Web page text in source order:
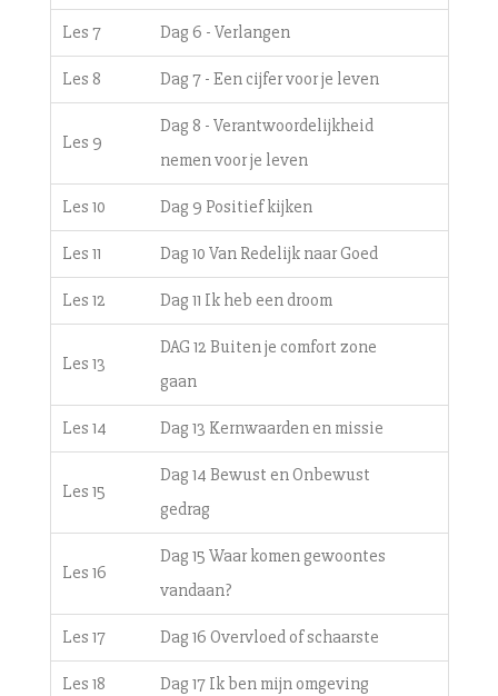
Les 7 Dag 6 - Verlangen
Les 8 Dag 7 - Een cijfer voor je leven
Les 9
Dag 8 - Verantwoordelijkheid
nemen voor je leven
Les 10 Dag 9 Positief kijken
Les 11 Dag 10 Van Redelijk naar Goed
Les 12 Dag 11 Ik heb een droom
Les 13
DAG 12 Buiten je comfort zone
gaan
Les 14 Dag 13 Kernwaarden en missie
Les 15
Dag 14 Bewust en Onbewust
gedrag
Les 16
Dag 15 Waar komen gewoontes
vandaan?
Les 17 Dag 16 Overvloed of schaarste
Les 18 Dag 17 Ik ben mijn omgeving